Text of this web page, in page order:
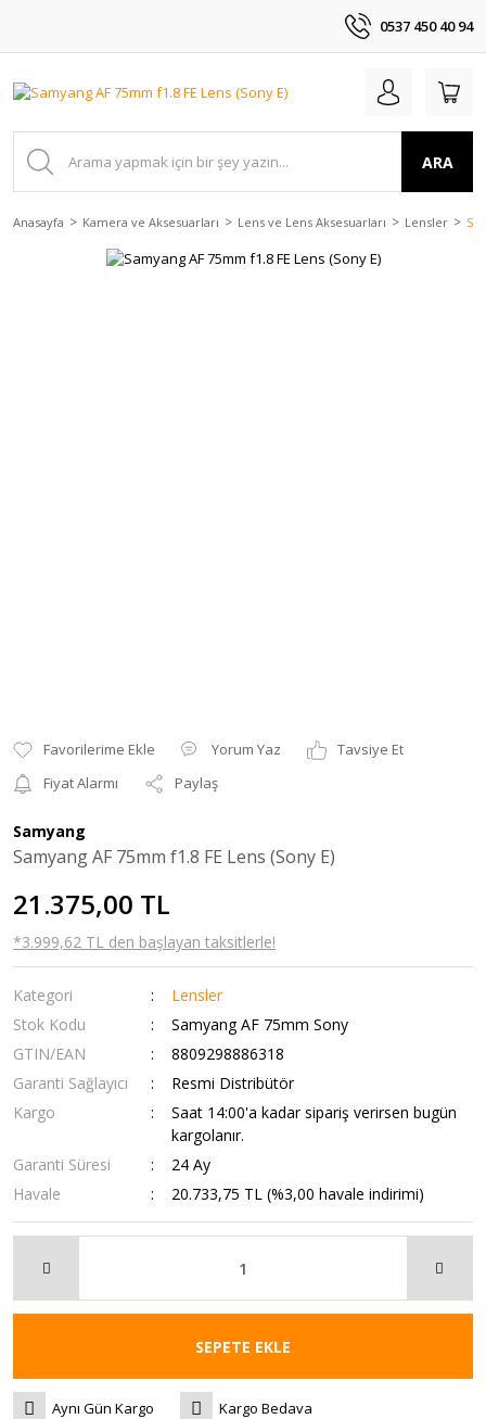
0537 450 40 94
ARA
Anasayfa Kamera ve Aksesuarları Lens ve Lens Aksesuarları Lensler
Yorum Yaz
Tavsiye Et
Fiyat Alarmı
Paylaş
Samyang
Samyang AF 75mm f1.8 FE Lens (Sony E)
21.375,00 TL
*3.999,62 TL den başlayan taksitlerle!
Kategori
Lensler
Stok Kodu
Samyang AF 75mm Sony
GTIN/EAN
8809298886318
Garanti Sağlayıcı
Resmi Distribütör
Kargo
Saat 14:00'a kadar sipariş verirsen bugün
kargolanır.
Garanti Süresi
24 Ay
Havale
20.733,75 TL (%3,00 havale indirimi)
SEPETE EKLE
Aynı Gün Kargo Kargo Bedava